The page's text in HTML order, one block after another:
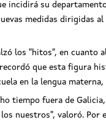
incidirá su
medidas dirigidas
los "hitos", en cuanto
que esta figura
en la lengua
tiempo fuera de
nuestros", valoró.